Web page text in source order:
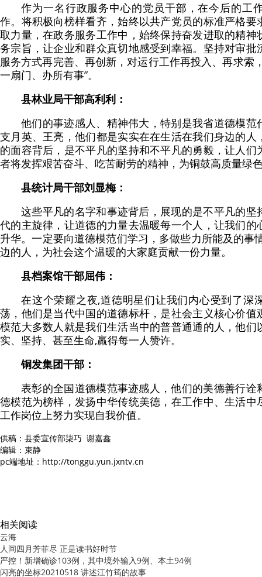
作为一名行政服务中心的党员干部，在今后的工
作。将积极向榜样看齐，始终以共产党员的标准严格要
取力量，在政务服务工作中，始终保持奋发进取的精神
务宗旨，让企业和群众真切地感受到幸福。坚持对审批
服务方式再完善、再创新，对运行工作再投入、再求索
一扇门、办所有事”。
县林业局干部高利利：
他们的事迹感人、精神伟大，特别是我省道德模范
支月英、王亮，他们都是实实在在生活在我们身边的人
的面容背后，是不平凡的坚持和不平凡的勇毅，让人们
者将发挥艰苦奋斗、吃苦耐劳的精神，为铜鼓高质量绿
县统计局干部刘显梅：
这些平凡的名字和事迹背后，展现的是不平凡的坚
代的主旋律，让道德的力量去温暖每一个人，让我们的
升华。一定要向道德模范们学习，多做些力所能及的事
边的人，为社会这个温暖的大家庭贡献一份力量。
县档案馆干部屈伟：
在这个荣耀之夜,道德明星们让我们内心受到了深
荡，他们是当代中国的道德标杆，是社会主义核心价值
模范大多数人就是我们生活当中的普普通通的人，他们
实、坚持、甚至生命,羸得每一人赞许。
铜发集团干部：
表彰的全国道德模范事迹感人，他们的美德善行诠
德模范为榜样，发扬中华传统美德，在工作中、生活中
工作岗位上努力实现自我价值。
供稿：县委宣传部柒巧 谢嘉鑫
编辑：束静
pc端地址：http://tonggu.yun.jxntv.cn
相关阅读
云海
人间四月芳菲尽 正是读书好时节
严控！新增确诊103例，其中境外输入9例、本土94例
闪亮的坐标20210518 讲述江竹筠的故事